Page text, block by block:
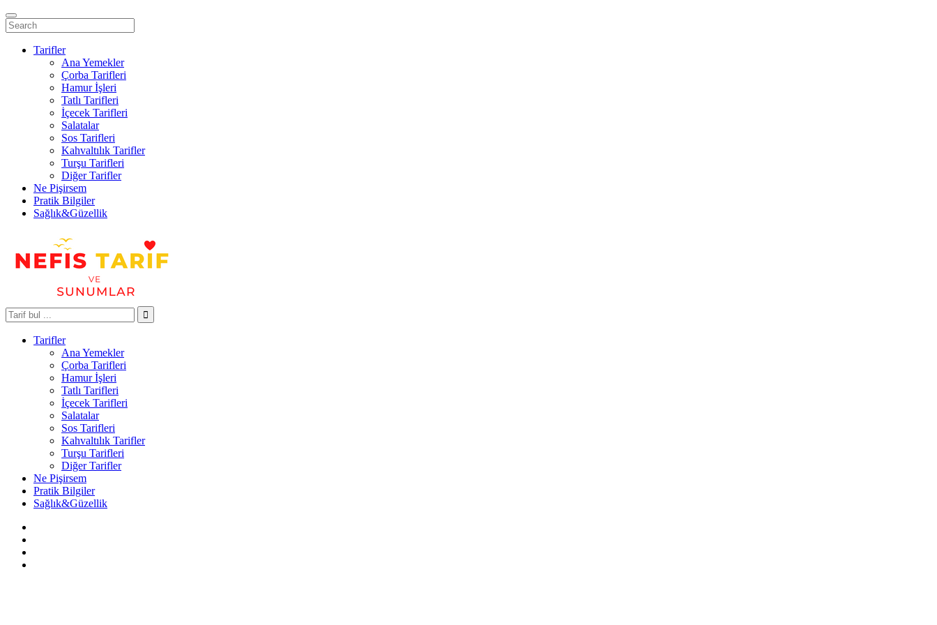
Tarifler
Ana Yemekler
Çorba Tarifleri
Hamur İşleri
Tatlı Tarifleri
İçecek Tarifleri
Salatalar
Sos Tarifleri
Kahvaltılık Tarifler
Turşu Tarifleri
Diğer Tarifler
Ne Pişirsem
Pratik Bilgiler
Sağlık&Güzellik
Tarifler
Ana Yemekler
Çorba Tarifleri
Hamur İşleri
Tatlı Tarifleri
İçecek Tarifleri
Salatalar
Sos Tarifleri
Kahvaltılık Tarifler
Turşu Tarifleri
Diğer Tarifler
Ne Pişirsem
Pratik Bilgiler
Sağlık&Güzellik